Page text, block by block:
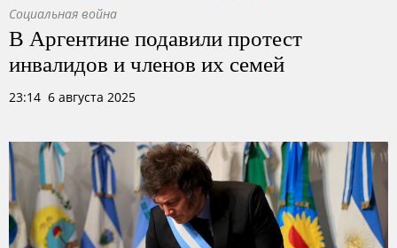
Социальная война
В Аргентине подавили протест
инвалидов и членов их семей
23:14 6 августа 2025